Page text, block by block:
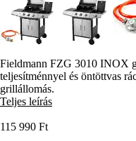
Fieldmann FZG 3010 INOX
teljesítménnyel és öntöttvas
grillállomás.
Teljes leírás
115 990 Ft